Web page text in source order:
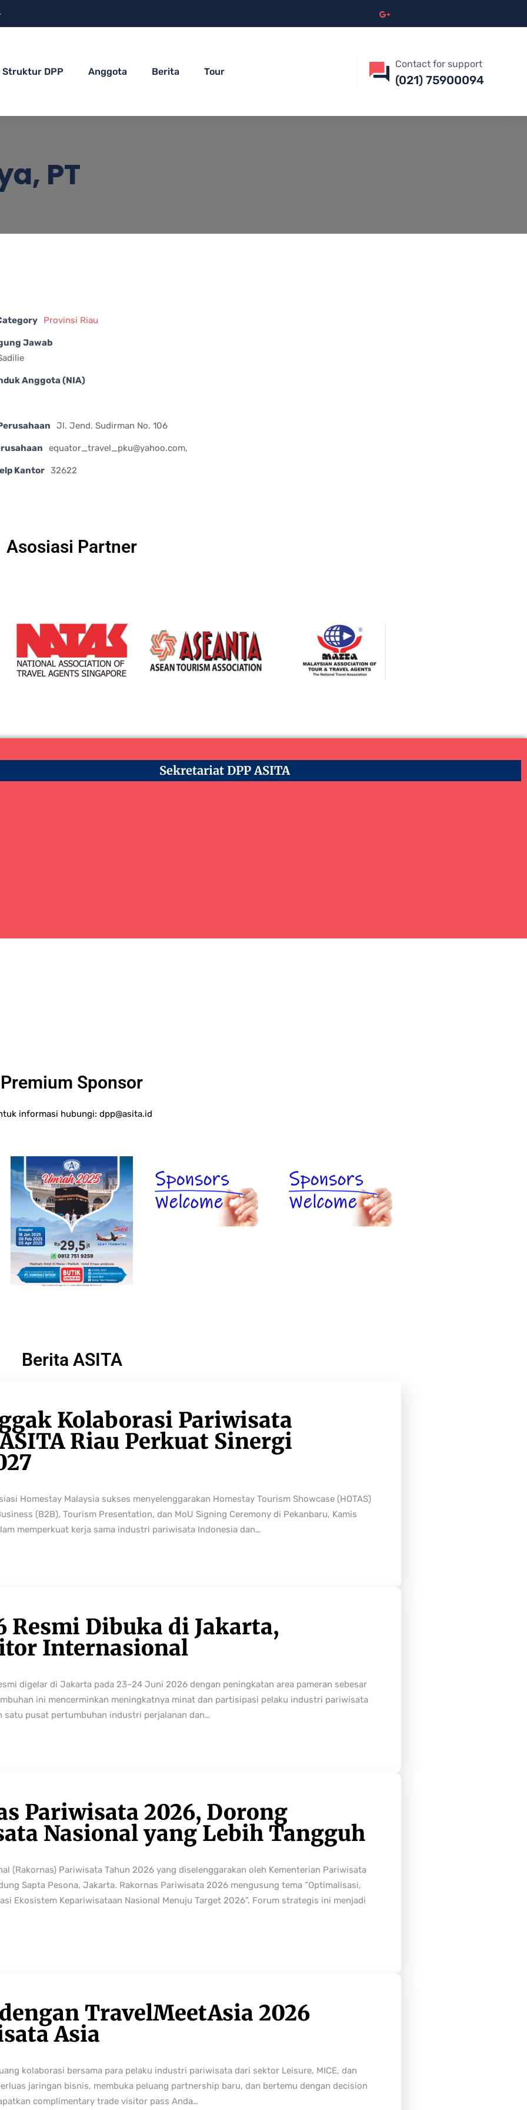
Struktur DPP Anggota Berita Tour
Contact for support
(021) 75900094
PT
Provinsi Riau
Jawab
Anggota (NIA)
Jl. Jend. Sudirman No. 106
equator_travel_pku@yahoo.com,
Kantor 32622
Asosiasi Partner
Sekretariat DPP ASITA
Premium Sponsor
informasi hubungi: dpp@asita.id
Berita ASITA
Kolaborasi Pariwisata
Riau Perkuat Sinergi
Homestay Malaysia sukses menyelenggarakan Homestay Tourism Showcase (HOTAS)
(B2B), Tourism Presentation, dan MoU Signing Ceremony di Pekanbaru, Kamis
memperkuat kerja sama industri pariwisata Indonesia dan…
Resmi Dibuka di Jakarta,
Internasional
digelar di Jakarta pada 23–24 Juni 2026 dengan peningkatan area pameran sebesar
ini mencerminkan meningkatnya minat dan partisipasi pelaku industri pariwisata
satu pusat pertumbuhan industri perjalanan dan…
Pariwisata 2026, Dorong
Nasional yang Lebih Tangguh
(Rakornas) Pariwisata Tahun 2026 yang diselenggarakan oleh Kementerian Pariwisata
Sapta Pesona, Jakarta. Rakornas Pariwisata 2026 mengusung tema “Optimalisasi,
Ekosistem Kepariwisataan Nasional Menuju Target 2026”. Forum strategis ini menjadi
TravelMeetAsia 2026
Asia
kolaborasi bersama para pelaku industri pariwisata dari sektor Leisure, MICE, dan
jaringan bisnis, membuka peluang partnership baru, dan bertemu dengan decision
complimentary trade visitor pass Anda…